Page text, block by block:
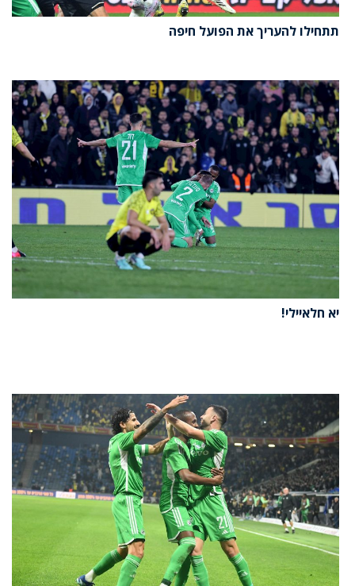
תתחילו להעריך את הפועל חיפה
יא חלאיילי!